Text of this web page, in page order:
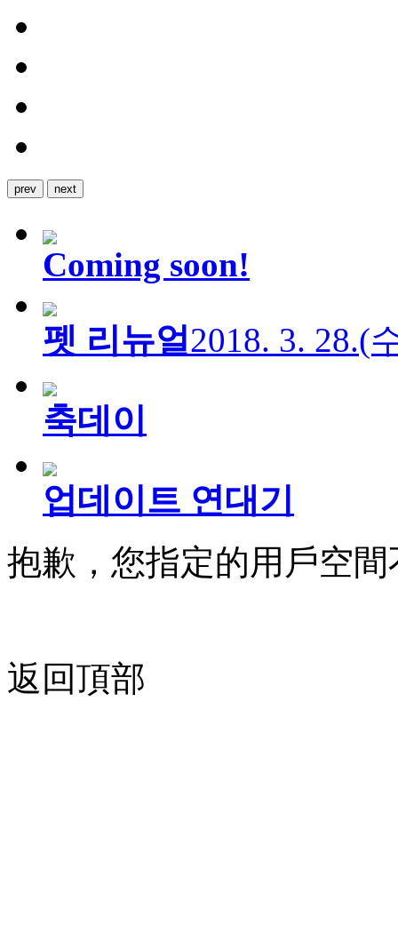
prev next
Coming soon!
펫 리뉴얼2018. 3. 28.(
축데이
업데이트 연대기
抱歉，您指定的用戶空間
返回頂部